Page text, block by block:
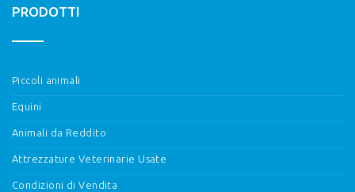
PRODOTTI
Piccoli animali
Equini
Animali da Reddito
Attrezzature Veterinarie Usate
Condizioni di Vendita